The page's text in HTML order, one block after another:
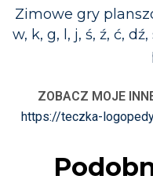
Zimowe gry
w, k, g, l, j, ś, ź, ć,
ZOBACZ MOJE
https://teczka-